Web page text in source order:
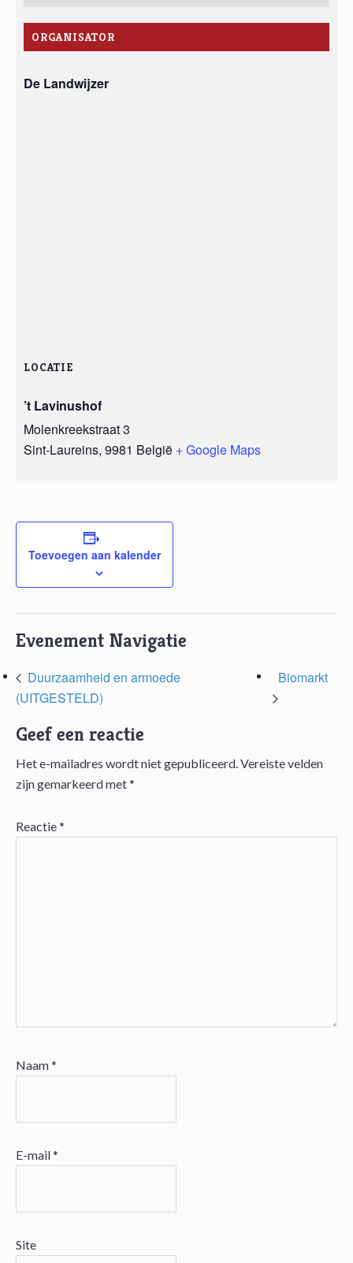
ORGANISATOR
De Landwijzer
LOCATIE
’t Lavinushof
Molenkreekstraat 3
Sint-Laureins, 9981 België + Google Maps
Toevoegen aan kalender
Evenement Navigatie
Duurzaamheid en armoede
(UITGESTELD)
Biomarkt
Lees
Geef een reactie
Het e-mailadres wordt niet gepubliceerd. Vereiste velden
zijn gemarkeerd met*
Reactie*
Naam*
E-mail*
Site